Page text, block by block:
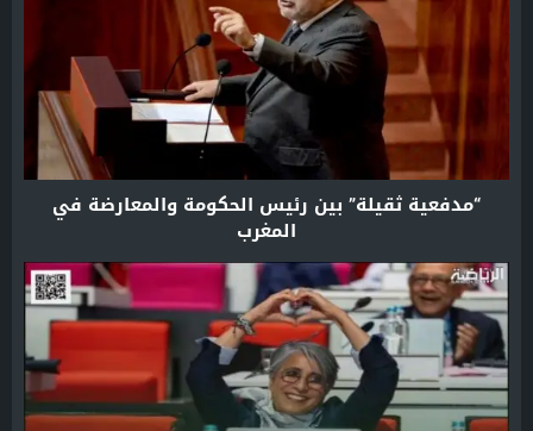
“مدفعية ثقيلة” بين رئيس الحكومة والمعارضة في
المغرب